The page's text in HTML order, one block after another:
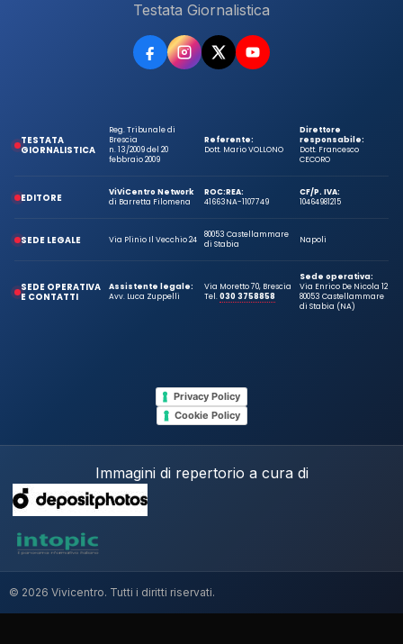
Testata Giornalistica
TESTATA
GIORNALISTICA
Reg. Tribunale di
Brescia
n. 13/2009 del 20
febbraio 2009
Referente:
Dott. Mario VOLLONO
Direttore
responsabile:
Dott. Francesco
CECORO
EDITORE
ViViCentro Network
di Barretta Filomena
ROC:
41663
REA:
NA-1107749
CF/P. IVA:
10464981215
SEDE LEGALE Via Plinio Il Vecchio 24
80053 Castellammare
di Stabia
Napoli
SEDE OPERATIVA
E CONTATTI
Assistente legale:
Avv. Luca Zuppelli
Via Moretto 70, Brescia
Tel.030 3758858
Sede operativa:
Via Enrico De Nicola 12
80053 Castellammare
di Stabia (NA)
Privacy Policy
Cookie Policy
Immagini di repertorio a cura di
© 2026 Vivicentro. Tutti i diritti riservati.